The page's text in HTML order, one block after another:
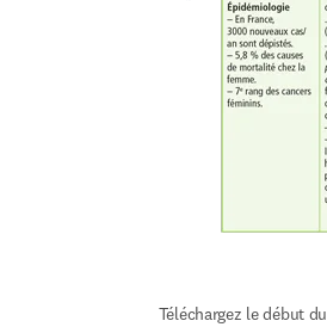
Téléchargez le début du